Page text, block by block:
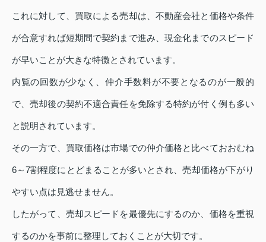
これに対して、買取による売却は、不動産会社と価格や条件
が合意すれば短期間で契約まで進み、現金化までのスピード
が早いことが大きな特徴とされています。
内覧の回数が少なく、仲介手数料が不要となるのが一般的
で、売却後の契約不適合責任を免除する特約が付く例も多い
と説明されています。
その一方で、買取価格は市場での仲介価格と比べておおむね
6～7割程度にとどまることが多いとされ、売却価格が下がり
やすい点は見逃せません。
したがって、売却スピードを最優先にするのか、価格を重視
するのかを事前に整理しておくことが大切です。